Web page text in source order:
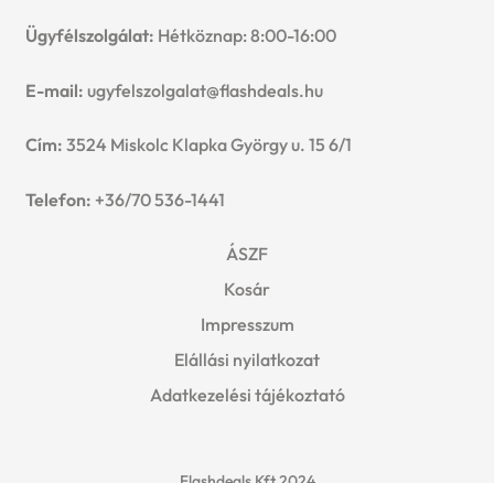
Ügyfélszolgálat: Hétköznap: 8:00-16:00
E-mail: ugyfelszolgalat@flashdeals.hu
Cím: 3524 Miskolc Klapka György u. 15 6/1
Telefon: +36/70 536-1441
ÁSZF
Kosár
Impresszum
Elállási nyilatkozat
Adatkezelési tájékoztató